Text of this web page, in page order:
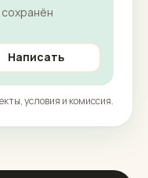
сохранён
Написать
условия и комиссия.